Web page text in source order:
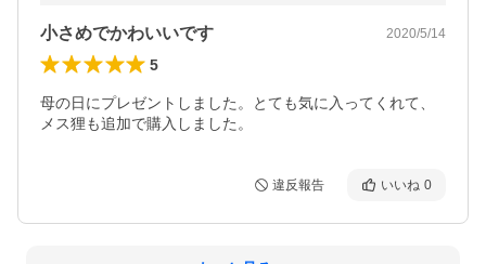
小さめでかわいいです 2020/5/14
5
母の日にプレゼントしました。とても気に入ってくれて、
メス狸も追加で購入しました。
違反報告 いいね 0